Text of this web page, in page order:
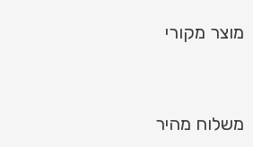
מוצר מקורי
משלוח מהיר